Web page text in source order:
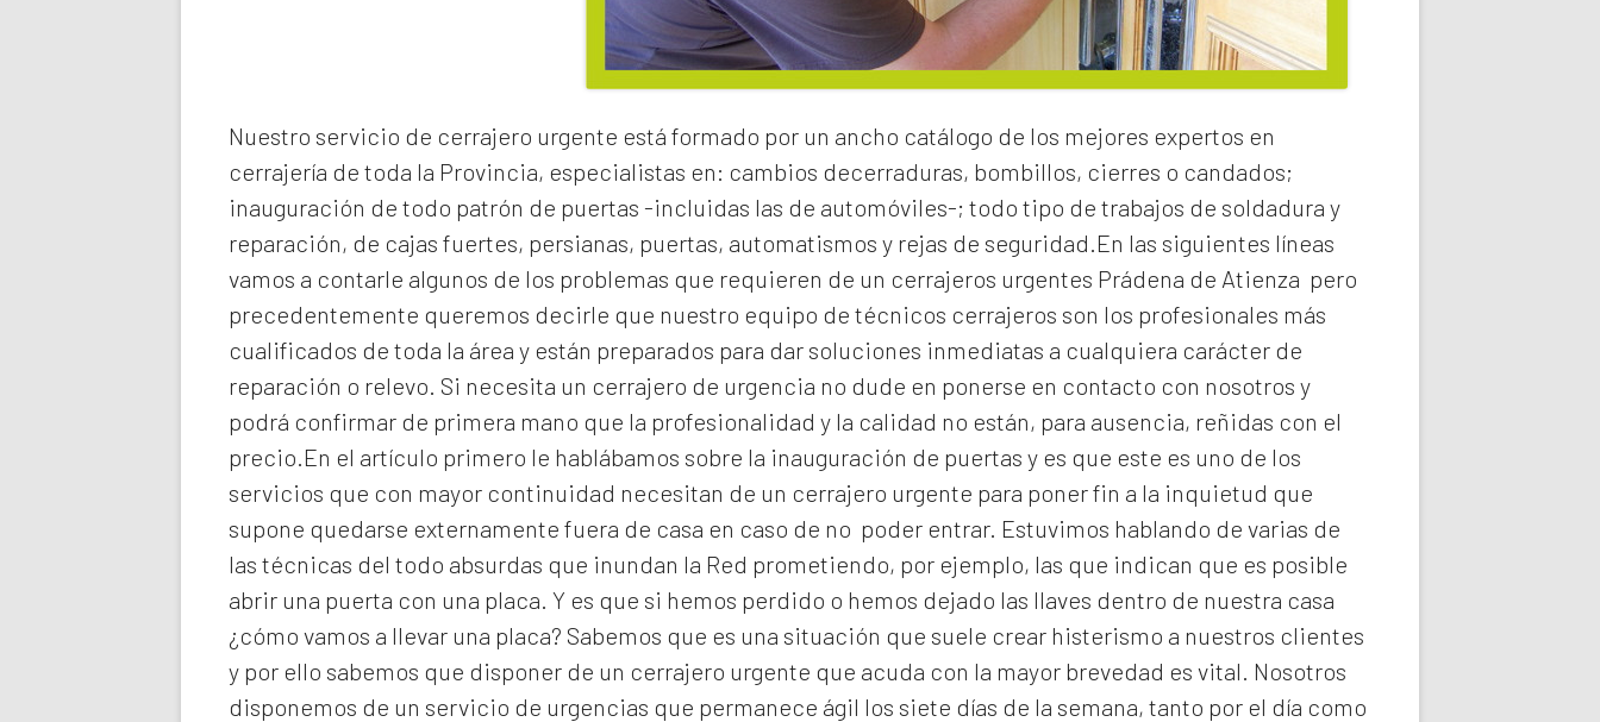
Nuestro servicio de cerrajero urgente está formado por un ancho catálogo de los mejores expertos en
cerrajería de toda la Provincia, especialistas en: cambios decerraduras, bombillos, cierres o candados;
inauguración de todo patrón de puertas -incluidas las de automóviles-; todo tipo de trabajos de soldadura y
reparación, de cajas fuertes, persianas, puertas, automatismos y rejas de seguridad.En las siguientes líneas
vamos a contarle algunos de los problemas que requieren de un cerrajeros urgentes Prádena de Atienza pero
precedentemente queremos decirle que nuestro equipo de técnicos cerrajeros son los profesionales más
cualificados de toda la área y están preparados para dar soluciones inmediatas a cualquiera carácter de
reparación o relevo. Si necesita un cerrajero de urgencia no dude en ponerse en contacto con nosotros y
podrá confirmar de primera mano que la profesionalidad y la calidad no están, para ausencia, reñidas con el
precio.En el artículo primero le hablábamos sobre la inauguración de puertas y es que este es uno de los
servicios que con mayor continuidad necesitan de un cerrajero urgente para poner fin a la inquietud que
supone quedarse externamente fuera de casa en caso de no poder entrar. Estuvimos hablando de varias de
las técnicas del todo absurdas que inundan la Red prometiendo, por ejemplo, las que indican que es posible
abrir una puerta con una placa. Y es que si hemos perdido o hemos dejado las llaves dentro de nuestra casa
¿cómo vamos a llevar una placa? Sabemos que es una situación que suele crear histerismo a nuestros clientes
y por ello sabemos que disponer de un cerrajero urgente que acuda con la mayor brevedad es vital. Nosotros
disponemos de un servicio de urgencias que permanece ágil los siete días de la semana, tanto por el día como